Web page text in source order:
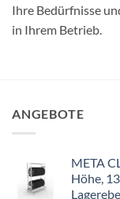
Ihre Bedürfnisse
in Ihrem Betrieb.
ANGEBOTE
META
Höhe,